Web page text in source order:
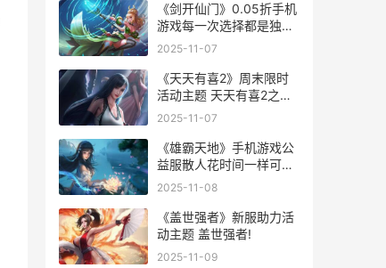
《剑开仙门》0.05折手机
游戏每一次选择都是独属
于你的仙门传奇 剑开仙门
2025-11-07
《天天有喜2》周末限时
活动主题 天天有喜2之人
间有爱电视剧
2025-11-07
《雄霸天地》手机游戏公
益服散人花时间一样可以
全身到顶! 雄霸天地关服
2025-11-08
《盖世强者》新服助力活
动主题 盖世强者!
2025-11-09